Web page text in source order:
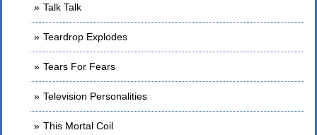
Talk Talk
Teardrop Explodes
Tears For Fears
Television Personalities
This Mortal Coil